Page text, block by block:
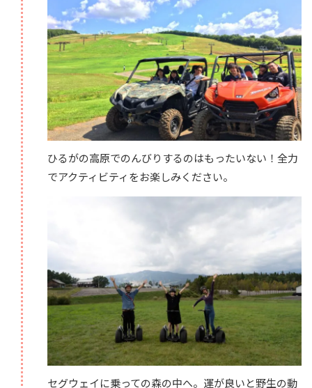
ひるがの高原でのんびりするのはもったいない！全力
でアクティビティをお楽しみください。
セグウェイに乗っての森の中へ。運が良いと野生の動